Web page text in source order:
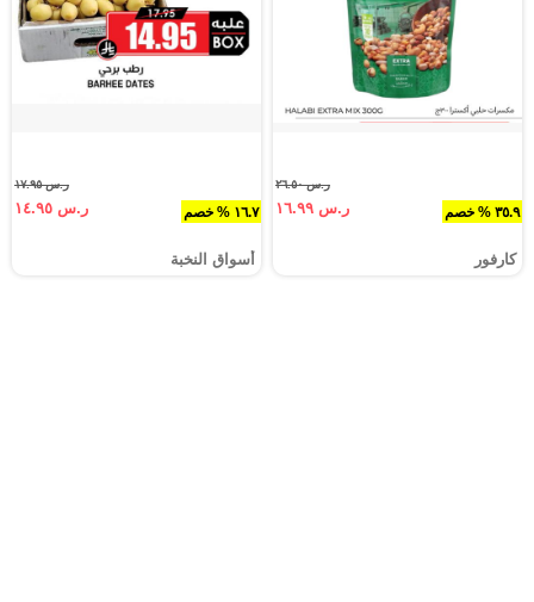
٣٥.٩ % خصم
ر.س ٢٦.٥٠
ر.س ١٦.٩٩
كارفور
١٦.٧ % خصم
ر.س ١٧.٩٥
ر.س ١٤.٩٥
أسواق النخبة